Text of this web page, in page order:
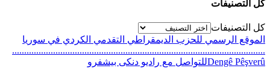
كل التصنيفات
كل التصنيفات
الموقع الرسمي للحزب الديمقراطي التقدمي الكردي في سوريا
.........................................................................................................
Dengê Pêşverûللتواصل مع راديو دنكى بيشفرو